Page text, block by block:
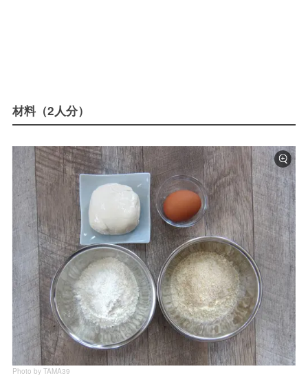
材料（2人分）
Photo by TAMA39